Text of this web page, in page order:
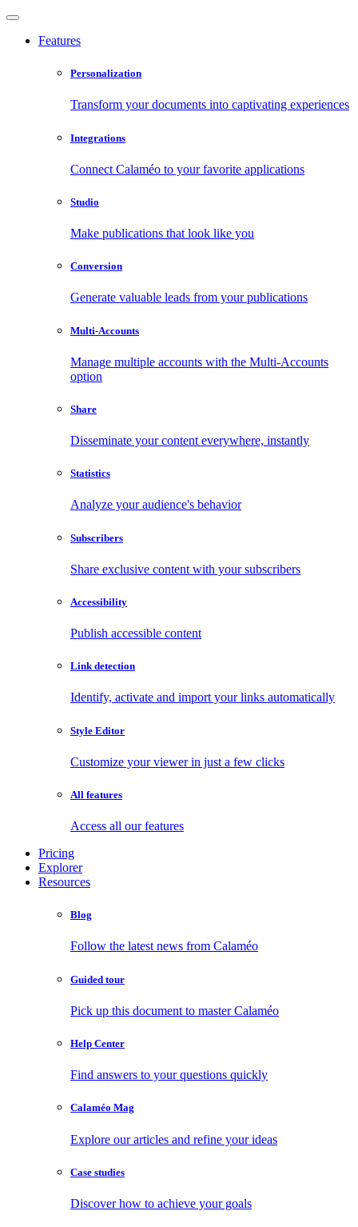
Features
Personalization
Transform your documents into captivating experiences
Integrations
Connect Calaméo to your favorite applications
Studio
Make publications that look like you
Conversion
Generate valuable leads from your publications
Multi-Accounts
Manage multiple accounts with the Multi-Accounts
option
Share
Disseminate your content everywhere, instantly
Statistics
Analyze your audience's behavior
Subscribers
Share exclusive content with your subscribers
Accessibility
Publish accessible content
Link detection
Identify, activate and import your links automatically
Style Editor
Customize your viewer in just a few clicks
All features
Access all our features
Pricing
Explorer
Resources
Blog
Follow the latest news from Calaméo
Guided tour
Pick up this document to master Calaméo
Help Center
Find answers to your questions quickly
Calaméo Mag
Explore our articles and refine your ideas
Case studies
Discover how to achieve your goals